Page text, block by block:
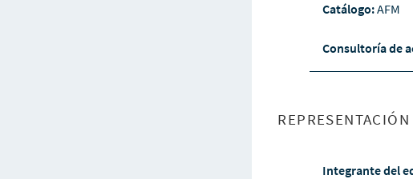
Catálogo:AFM
Consultoría de
Integrante del